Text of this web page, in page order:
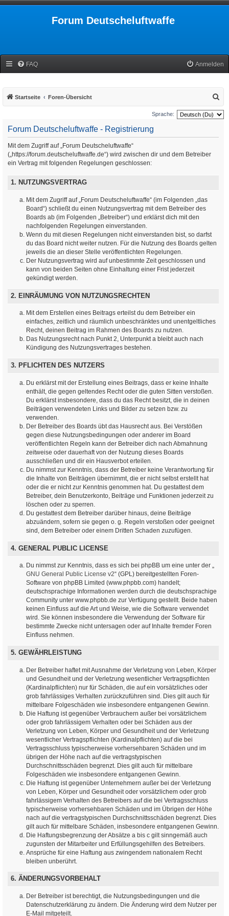
Forum Deutscheluftwaffe
FAQ Anmelden
Startseite Foren-Übersicht
u
c
Sprache:
Forum Deutscheluftwaffe - Registrierung
Mit dem Zugriff auf „Forum Deutscheluftwaffe“
(„https://forum.deutscheluftwaffe.de“) wird zwischen dir und dem Betreiber
ein Vertrag mit folgenden Regelungen geschlossen:
1. NUTZUNGSVERTRAG
Mit dem Zugriff auf „Forum Deutscheluftwaffe“ (im Folgenden „das
Board“) schließt du einen Nutzungsvertrag mit dem Betreiber des
Boards ab (im Folgenden „Betreiber“) und erklärst dich mit den
nachfolgenden Regelungen einverstanden.
Wenn du mit diesen Regelungen nicht einverstanden bist, so darfst
du das Board nicht weiter nutzen. Für die Nutzung des Boards gelten
jeweils die an dieser Stelle veröffentlichten Regelungen.
Der Nutzungsvertrag wird auf unbestimmte Zeit geschlossen und
kann von beiden Seiten ohne Einhaltung einer Frist jederzeit
gekündigt werden.
2. EINRÄUMUNG VON NUTZUNGSRECHTEN
Mit dem Erstellen eines Beitrags erteilst du dem Betreiber ein
einfaches, zeitlich und räumlich unbeschränktes und unentgeltliches
Recht, deinen Beitrag im Rahmen des Boards zu nutzen.
Das Nutzungsrecht nach Punkt 2, Unterpunkt a bleibt auch nach
Kündigung des Nutzungsvertrages bestehen.
3. PFLICHTEN DES NUTZERS
Du erklärst mit der Erstellung eines Beitrags, dass er keine Inhalte
enthält, die gegen geltendes Recht oder die guten Sitten verstoßen.
Du erklärst insbesondere, dass du das Recht besitzt, die in deinen
Beiträgen verwendeten Links und Bilder zu setzen bzw. zu
verwenden.
Der Betreiber des Boards übt das Hausrecht aus. Bei Verstößen
gegen diese Nutzungsbedingungen oder anderer im Board
veröffentlichten Regeln kann der Betreiber dich nach Abmahnung
zeitweise oder dauerhaft von der Nutzung dieses Boards
ausschließen und dir ein Hausverbot erteilen.
Du nimmst zur Kenntnis, dass der Betreiber keine Verantwortung für
die Inhalte von Beiträgen übernimmt, die er nicht selbst erstellt hat
oder die er nicht zur Kenntnis genommen hat. Du gestattest dem
Betreiber, dein Benutzerkonto, Beiträge und Funktionen jederzeit zu
löschen oder zu sperren.
Du gestattest dem Betreiber darüber hinaus, deine Beiträge
abzuändern, sofern sie gegen o. g. Regeln verstoßen oder geeignet
sind, dem Betreiber oder einem Dritten Schaden zuzufügen.
4. GENERAL PUBLIC LICENSE
Du nimmst zur Kenntnis, dass es sich bei phpBB um eine unter der „
GNU General Public License v2“ (GPL) bereitgestellten Foren-
Software von phpBB Limited (www.phpbb.com) handelt;
deutschsprachige Informationen werden durch die deutschsprachige
Community unter www.phpbb.de zur Verfügung gestellt. Beide haben
keinen Einfluss auf die Art und Weise, wie die Software verwendet
wird. Sie können insbesondere die Verwendung der Software für
bestimmte Zwecke nicht untersagen oder auf Inhalte fremder Foren
Einfluss nehmen.
5. GEWÄHRLEISTUNG
Der Betreiber haftet mit Ausnahme der Verletzung von Leben, Körper
und Gesundheit und der Verletzung wesentlicher Vertragspflichten
(Kardinalpflichten) nur für Schäden, die auf ein vorsätzliches oder
grob fahrlässiges Verhalten zurückzuführen sind. Dies gilt auch für
mittelbare Folgeschäden wie insbesondere entgangenen Gewinn.
Die Haftung ist gegenüber Verbrauchern außer bei vorsätzlichem
oder grob fahrlässigem Verhalten oder bei Schäden aus der
Verletzung von Leben, Körper und Gesundheit und der Verletzung
wesentlicher Vertragspflichten (Kardinalpflichten) auf die bei
Vertragsschluss typischerweise vorhersehbaren Schäden und im
übrigen der Höhe nach auf die vertragstypischen
Durchschnittsschäden begrenzt. Dies gilt auch für mittelbare
Folgeschäden wie insbesondere entgangenen Gewinn.
Die Haftung ist gegenüber Unternehmern außer bei der Verletzung
von Leben, Körper und Gesundheit oder vorsätzlichem oder grob
fahrlässigem Verhalten des Betreibers auf die bei Vertragsschluss
typischerweise vorhersehbaren Schäden und im Übrigen der Höhe
nach auf die vertragstypischen Durchschnittsschäden begrenzt. Dies
gilt auch für mittelbare Schäden, insbesondere entgangenen Gewinn.
Die Haftungsbegrenzung der Absätze a bis c gilt sinngemäß auch
zugunsten der Mitarbeiter und Erfüllungsgehilfen des Betreibers.
Ansprüche für eine Haftung aus zwingendem nationalem Recht
bleiben unberührt.
6. ÄNDERUNGSVORBEHALT
Der Betreiber ist berechtigt, die Nutzungsbedingungen und die
Datenschutzerklärung zu ändern. Die Änderung wird dem Nutzer per
E-Mail mitgeteilt.